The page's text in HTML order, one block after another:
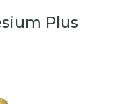
Plus